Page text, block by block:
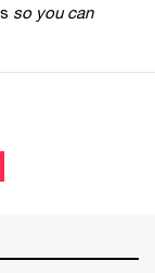
so you can